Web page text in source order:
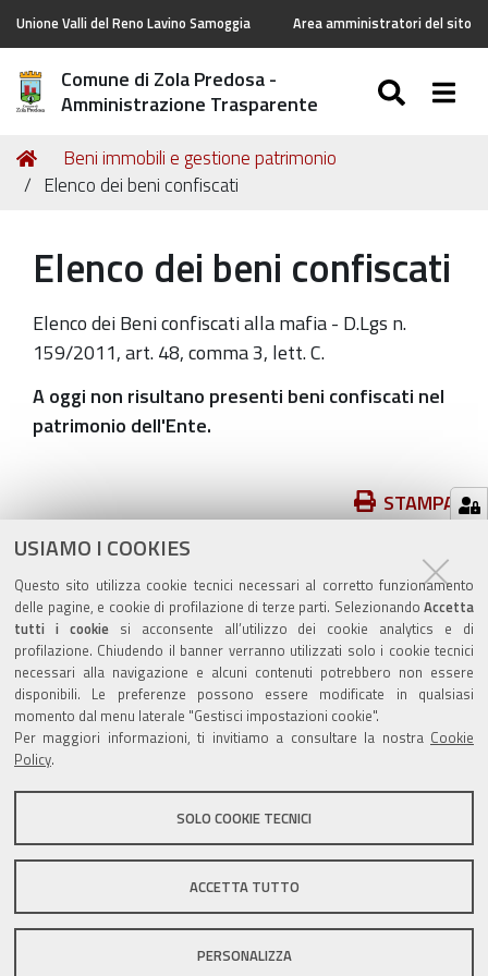
USIAMO I COOKIES
Questo sito utilizza cookie tecnici necessari al corretto funzionamento
delle pagine, e cookie di profilazione di terze parti. Selezionando Accetta
tutti i cookiesi acconsente all’utilizzo dei cookie analytics e di
profilazione. Chiudendo il banner verranno utilizzati solo i cookie tecnici
necessari alla navigazione e alcuni contenuti potrebbero non essere
disponibili. Le preferenze possono essere modificate in qualsiasi
momento dal menu laterale "Gestisci impostazioni cookie".
Per maggiori informazioni, ti invitiamo a consultare la nostra Cookie
Policy.
SOLO COOKIE TECNICI
ACCETTA TUTTO
PERSONALIZZA
Unione Valli del Reno Lavino Samoggia Area amministratori del sito
Comune di Zola Predosa -
Amministrazione Trasparente
Tu
sei
Home
Beni immobili e gestione patrimonio
Elenco dei beni confiscati
Elenco dei beni confiscati
Elenco dei Beni confiscati alla mafia - D.Lgs n.
159/2011, art. 48, comma 3, lett. C.
A oggi non risultano presenti beni confiscati nel
patrimonio dell'Ente.
documento
STAMPA
pubblicato il11/10/2019
ultima modifica11/10/2019
Valuta questo sito
Sito istituzionale Comune di Zola Predosa
DPO|Accessibilità